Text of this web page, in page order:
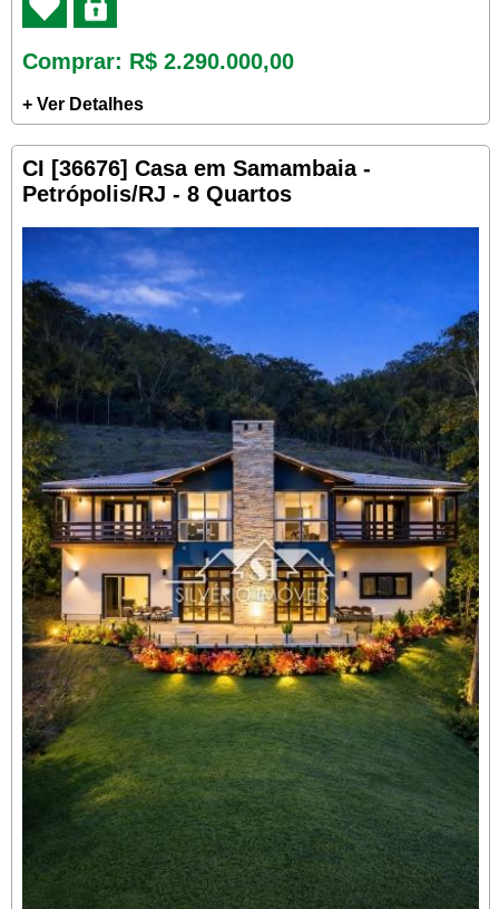
Comprar: R$ 2.290.000,00
+ Ver Detalhes
CI [36676] Casa em Samambaia -
Petrópolis/RJ - 8 Quartos